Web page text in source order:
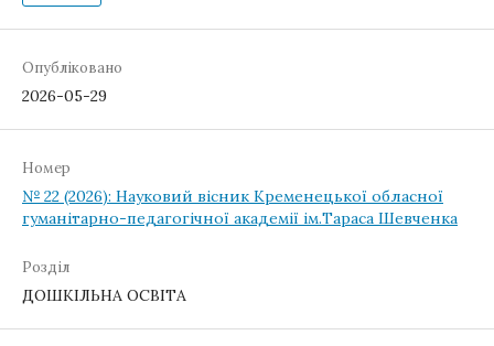
Опубліковано
2026-05-29
Номер
№ 22 (2026): Науковий вісник Кременецької обласної
гуманітарно-педагогічної академії ім.Тараса Шевченка
Розділ
ДОШКІЛЬНА ОСВІТА